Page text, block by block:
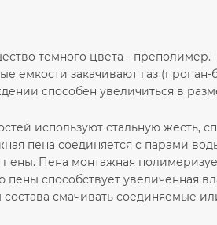
темного цвета -
емкости закачивают газ
способен увеличиться в
используют стальную жесть,
пена соединяется с парами
Пена монтажная
способствует увеличенная
смачивать соединяемые